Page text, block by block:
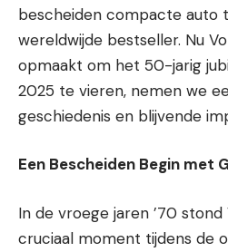
bescheiden compacte auto
wereldwijde bestseller. Nu
opmaakt om het 50-jarig
2025 te vieren, nemen we
geschiedenis en blijvende
Een Bescheiden Begin met
In de vroege jaren ’70
cruciaal moment tijdens de